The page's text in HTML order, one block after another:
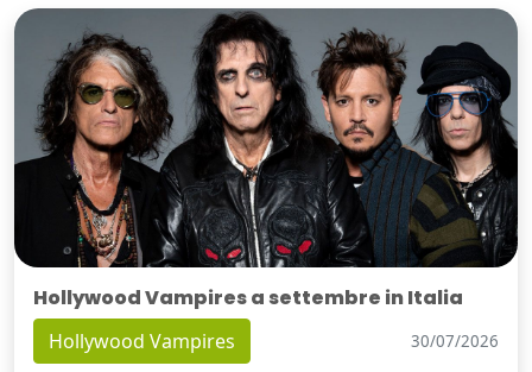
Hollywood Vampires a settembre in Italia
Hollywood Vampires 30/07/2026